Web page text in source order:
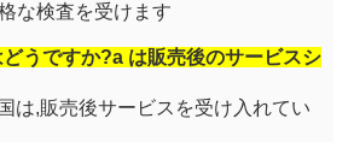
な検査を受けます
うですか?a は販売後のサービスシ
は,販売後サービスを受け入れてい